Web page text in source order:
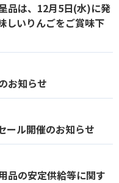
品は、12月5日(水)に発
しいりんごをご賞味下
お知らせ
ール開催のお知らせ
品の安定供給等に関す